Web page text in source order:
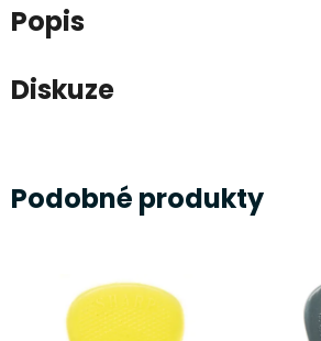
Popis
Diskuze
Podobné produkty